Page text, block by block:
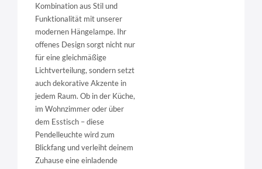
Kombination aus Stil und
Funktionalität mit unserer
modernen Hängelampe. Ihr
offenes Design sorgt nicht nur
für eine gleichmäßige
Lichtverteilung, sondern setzt
auch dekorative Akzente in
jedem Raum. Ob in der Küche,
im Wohnzimmer oder über
dem Esstisch – diese
Pendelleuchte wird zum
Blickfang und verleiht deinem
Zuhause eine einladende